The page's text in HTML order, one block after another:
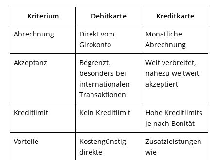
Kriterium Debitkarte
Kreditkarte
Abrechnung
Direkt vom
Girokonto
Monatliche
Abrechnung
Akzeptanz
Begrenzt,
besonders bei
internationalen
Transaktionen
Weit verbreitet,
nahezu weltweit
akzeptiert
Kreditlimit Kein Kreditlimit
Hohe Kreditlimits
je nach Bonität
Vorteile
Kostengünstig,
direkte
Zusatzleistungen
wie